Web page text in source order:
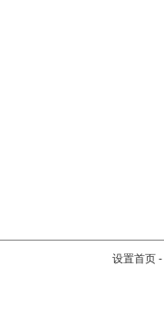
设置首页 -